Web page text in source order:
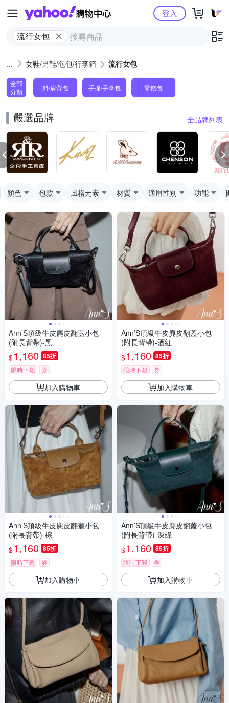
Yahoo購物中心
流行女包
登入
女鞋/男鞋/包包/行李箱 流行女包
全部
分類
斜/肩背包 手提/手拿包 零錢包
嚴選品牌 全品牌列表
顏色 包款 風格元素 材質 適用性別 功能
Ann’S頂級牛皮麂皮翻蓋小包
(附長背帶)-黑
$1,160 85折
限時下殺 券
加入購物車
Ann’S頂級牛皮麂皮翻蓋小包
(附長背帶)-棕
$1,160 85折
限時下殺 券
加入購物車
Ann’S頂級牛皮麂皮翻蓋小包
(附長背帶)-酒紅
$1,160 85折
限時下殺 券
加入購物車
Ann’S頂級牛皮麂皮翻蓋小包
(附長背帶)-深綠
$1,160 85折
限時下殺 券
加入購物車